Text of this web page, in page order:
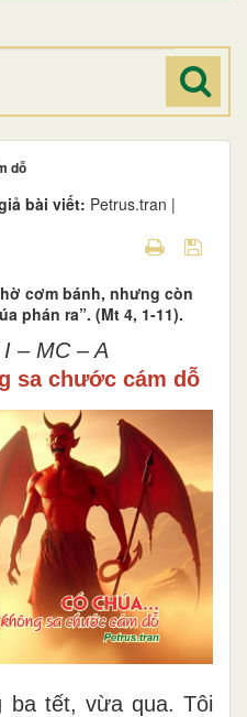
dỗ
bài viết: Petrus.tran |
cơm bánh, nhưng còn
phán ra”. (Mt 4, 1-11).
– MC – A
sa chước cám dỗ
ba tết, vừa qua. Tôi